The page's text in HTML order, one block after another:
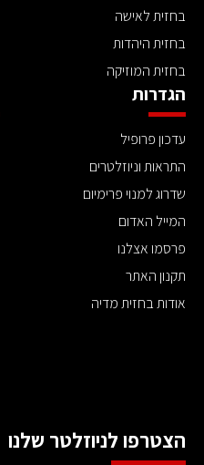
בחזית לאישה
בחזית היהדות
בחזית המוזיקה
הגדרות
עדכון פרופיל
התראות וניוזלטרים
שדרוג למנוי פרימיום
המייל האדום
פרסמו אצלנו
תקנון האתר
אודות בחזית מדיה
הצטרפו לניוזלטר שלנו